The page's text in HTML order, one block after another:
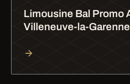
Limousine Bal Promo
Villeneuve-la-